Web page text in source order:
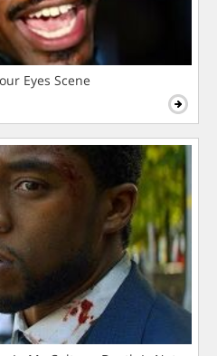
Eyes Scene